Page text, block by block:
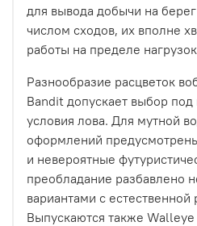
для вывода добычи на
числом сходов, их вполне
работы на пределе
Разнообразие расцветок
Bandit допускает выбор
условия лова. Для мутной
оформлений
и невероятные
преобладание разбавлено
вариантами с естественной
Выпускаются также